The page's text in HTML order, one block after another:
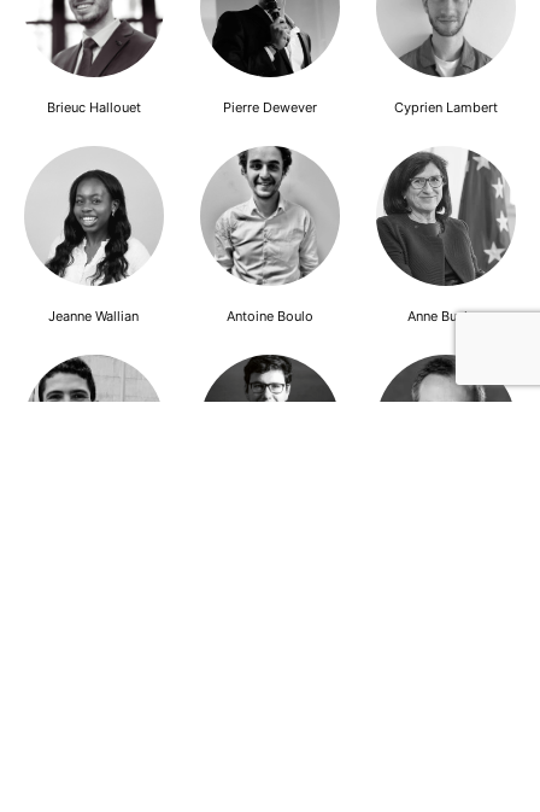
Brieuc Hallouet Pierre Dewever Cyprien Lambert
Jeanne Wallian Antoine Boulo Anne Bucher